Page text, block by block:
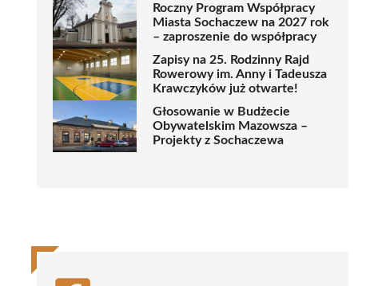
Roczny Program Współpracy
Miasta Sochaczew na 2027 rok
– zaproszenie do współpracy
Zapisy na 25. Rodzinny Rajd
Rowerowy im. Anny i Tadeusza
Krawczyków już otwarte!
Głosowanie w Budżecie
Obywatelskim Mazowsza –
Projekty z Sochaczewa